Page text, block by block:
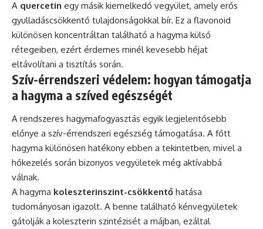
A quercetin egy másik kiemelkedő vegyület, amely erős
gyulladáscsökkentő tulajdonságokkal bír. Ez a flavonoid
különösen koncentráltan található a hagyma külső
rétegeiben, ezért érdemes minél kevesebb héjat
eltávolítani a tisztítás során.
Szív-érrendszeri védelem: hogyan támogatja
a hagyma a szíved egészségét
A rendszeres hagymafogyasztás egyik legjelentősebb
előnye a szív-érrendszeri egészség támogatása. A főtt
hagyma különösen hatékony ebben a tekintetben, mivel a
hőkezelés során bizonyos vegyületek még aktívabbá
válnak.
A hagyma koleszterinszint-csökkentő hatása
tudományosan igazolt. A benne található kénvegyületek
gátolják a koleszterin szintézisét a májban, ezáltal